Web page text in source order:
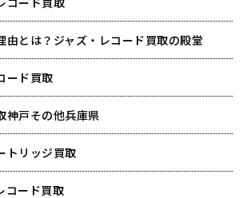
由とは？ジャズ・レコード買取の殿堂
ード買取
神戸その他兵庫県
トリッジ買取
コード買取